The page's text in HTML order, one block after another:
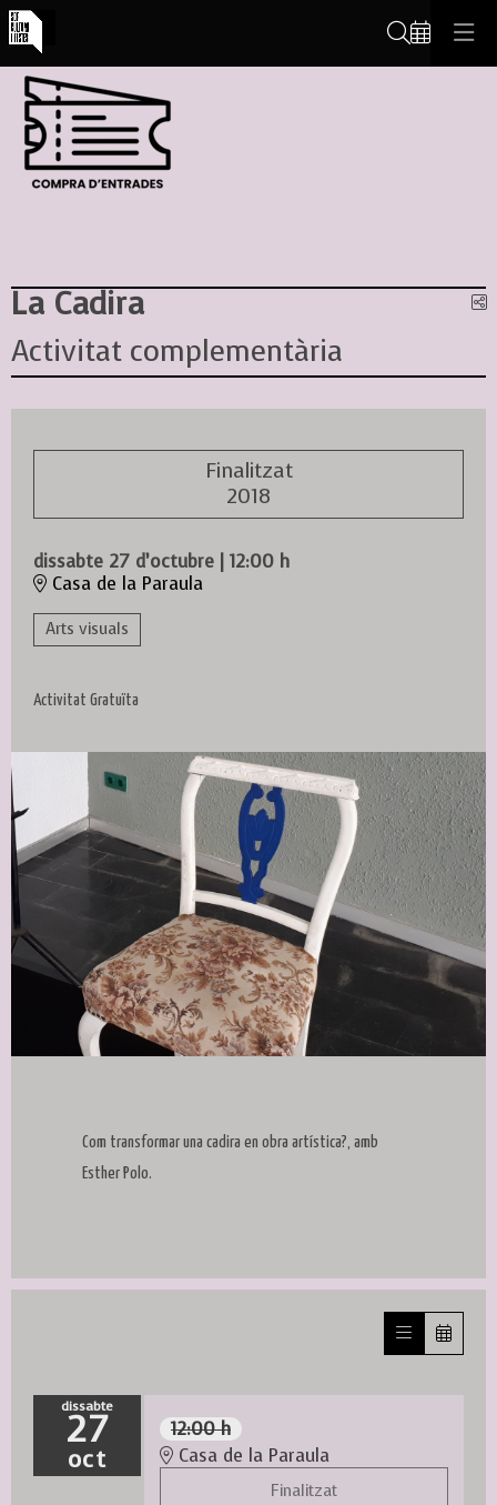
La Cadira
Activitat complementària
Finalitzat
2018
dissabte 27 d’octubre | 12:00 h
Casa de la Paraula
Arts visuals
Activitat Gratuïta
Com transformar una cadira en obra artística?, amb
Esther Polo.
dissabte
27
oct
12:00 h
Casa de la Paraula
Finalitzat